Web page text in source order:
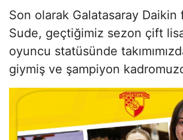
Son olarak Galatasaray Daikin
Sude, geçtiğimiz sezon çift
oyuncu statüsünde
giymiş ve şampiyon